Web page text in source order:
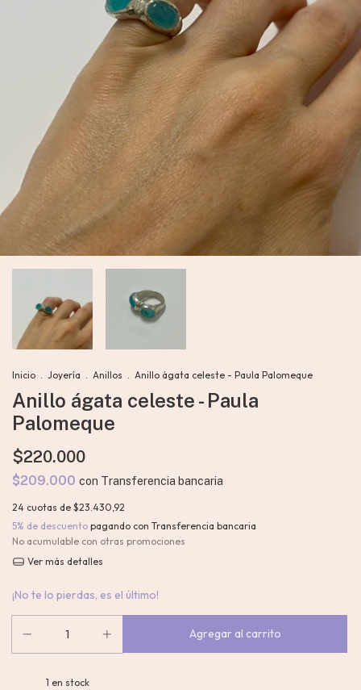
Inicio . Joyería . Anillos . Anillo ágata celeste - Paula Palomeque
Anillo ágata celeste - Paula
Palomeque
$220.000
$209.000 con Transferencia bancaria
24 cuotas de $23.430,92
5% de descuento pagando con Transferencia bancaria
No acumulable con otras promociones
Ver más detalles
¡No te lo pierdas, es el último!
1 en stock